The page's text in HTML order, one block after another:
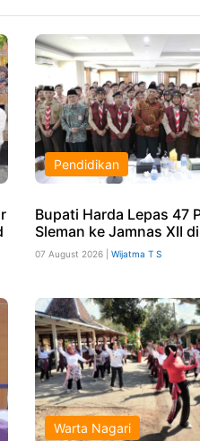
Pendidikan
Bupati Harda Lepas 47
Sleman ke Jamnas XII
07 August 2026 | Wijatma T S
Warta Nagari